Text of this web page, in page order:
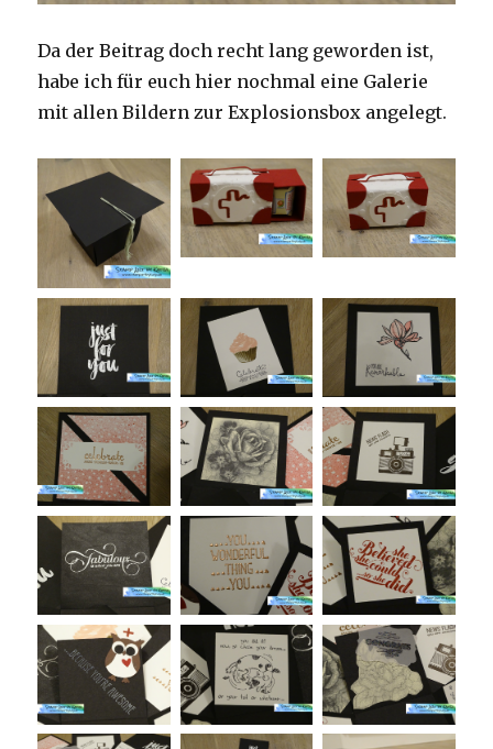
Da der Beitrag doch recht lang geworden ist,
habe ich für euch hier nochmal eine Galerie
mit allen Bildern zur Explosionsbox angelegt.